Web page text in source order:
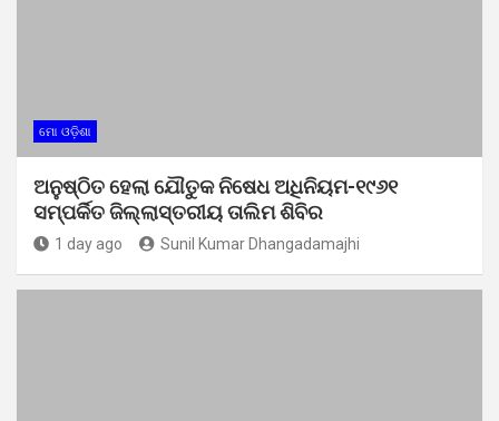
ମୋ ଓଡ଼ିଶା
ଅନୁଷ୍ଠିତ ହେଲା ଯୌତୁକ ନିଷେଧ ଅଧିନିୟମ-୧୯୬୧
ସମ୍ପର୍କିତ ଜିଲ୍ଲାସ୍ତରୀୟ ତାଲିମ ଶିବିର
1 day ago Sunil Kumar Dhangadamajhi